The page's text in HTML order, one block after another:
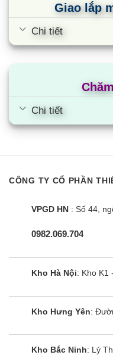
Giao lắp
Chi tiết
Chi tiết
CÔNG TY CỔ PHẦN
VPGD HN : Số 44,
0982.069.704
Kho Hà Nội: Kho K1
Kho Hưng Yên:
Kho Bắc Ninh: Lý